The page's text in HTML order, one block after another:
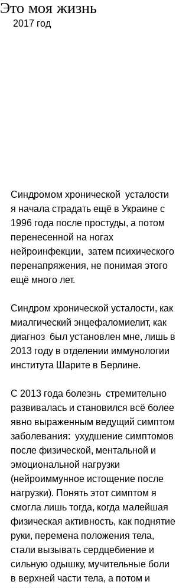
Это моя жизнь
2017 год
Синдромом хронической  усталости
я начала страдать ещё в Украине с
1996 года после простуды, а потом
перенесенной на ногах
нейроинфекции,  затем психического
перенапряжения, не понимая этого
ещё много лет.
Синдром хронической усталости, как
миалгический энцефаломиелит, как
диагноз  был установлен мне, лишь в
2013 году в отделении иммунологии
института Шарите в Берлине.
С 2013 года болезнь  стремительно
развивалась и становился всё более
явно выраженным ведущий симптом
заболевания:  ухудшение симптомов
после физической, ментальной и
эмоциональной нагрузки
(нейроиммунное истощение после
нагрузки). Понять этот симптом я
смогла лишь тогда, когда малейшая
физическая активность, как поднятие
руки, перемена положения тела,
стали вызывать сердцебиение и
сильную одышку, мучительные боли
в верхней части тела, а потом и